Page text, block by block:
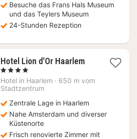
Besuche das Frans Hals Museum
und das Teylers Museum
24-Stunden Rezeption
Hotel Lion d'Or Haarlem1
ab
, 4 Sterne
Hotel in Haarlem · 650 m vom
Stadtzentrum
Zentrale Lage in Haarlem
Nahe Amsterdam und diverser
Küstenorte
Frisch renovierte Zimmer mit